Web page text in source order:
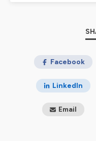
pour
Facebook
LinkedIn
Email